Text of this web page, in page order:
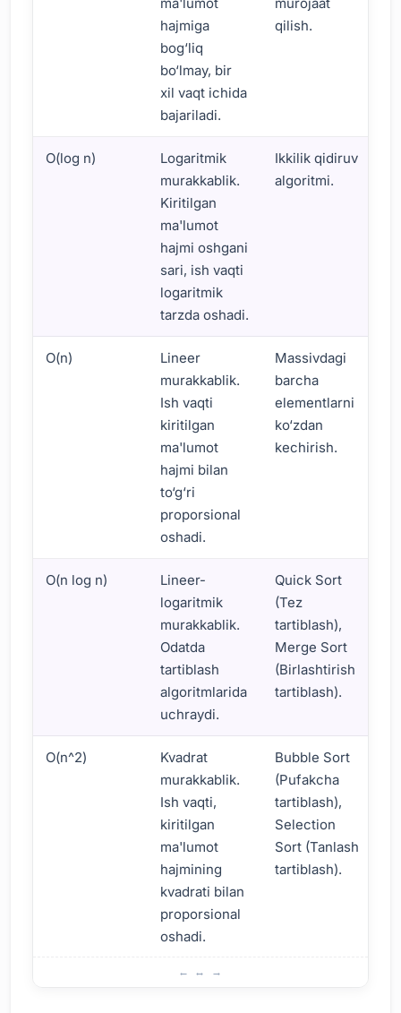
hajmiga
bog‘liq
bo‘lmay, bir
xil vaqt ichida
bajariladi.
qilish.
O(log n)
Logaritmik
murakkablik.
Kiritilgan
ma'lumot
hajmi oshgani
sari, ish vaqti
logaritmik
tarzda oshadi.
Ikkilik qidiruv
algoritmi.
O(n)
Lineer
murakkablik.
Ish vaqti
kiritilgan
ma'lumot
hajmi bilan
to‘g‘ri
proporsional
oshadi.
Massivdagi
barcha
elementlarni
ko‘zdan
kechirish.
O(n log n)
Lineer-
logaritmik
murakkablik.
Odatda
tartiblash
algoritmlarida
uchraydi.
Quick Sort
(Tez
tartiblash),
Merge Sort
(Birlashtirish
tartiblash).
O(n^2)
Kvadrat
murakkablik.
Ish vaqti,
kiritilgan
ma'lumot
hajmining
kvadrati bilan
proporsional
oshadi.
Bubble Sort
(Pufakcha
tartiblash),
Selection
Sort (Tanlash
tartiblash).